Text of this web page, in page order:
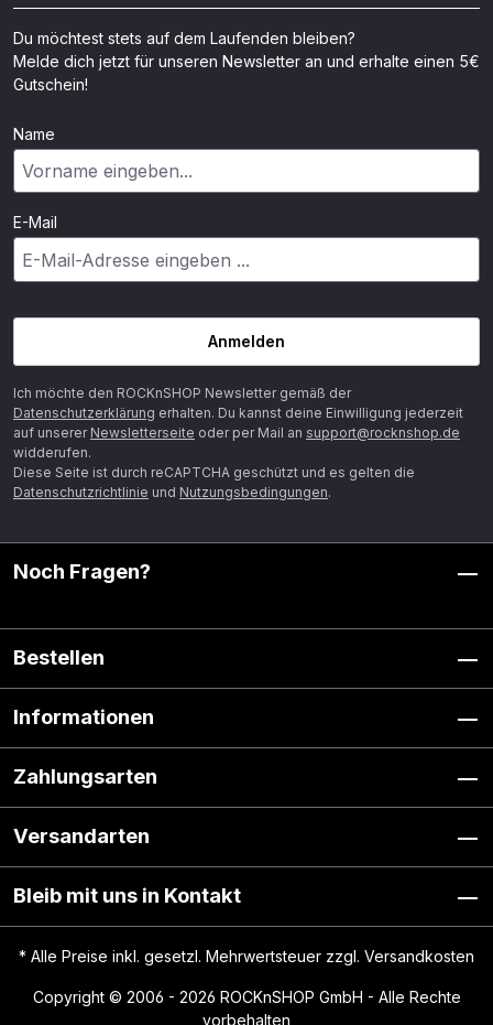
Du möchtest stets auf dem Laufenden bleiben?
Melde dich jetzt für unseren Newsletter an und erhalte einen 5€
Gutschein!
Name
E-Mail
Anmelden
Ich möchte den ROCKnSHOP Newsletter gemäß der
Datenschutzerklärung erhalten. Du kannst deine Einwilligung jederzeit
auf unserer Newsletterseite oder per Mail an support@rocknshop.de
widderufen.
Diese Seite ist durch reCAPTCHA geschützt und es gelten die
Datenschutzrichtlinie und Nutzungsbedingungen.
Noch Fragen?
Bestellen
Informationen
Zahlungsarten
Versandarten
Bleib mit uns in Kontakt
* Alle Preise inkl. gesetzl. Mehrwertsteuer zzgl. Versandkosten
Copyright © 2006 - 2026 ROCKnSHOP GmbH - Alle Rechte
vorbehalten